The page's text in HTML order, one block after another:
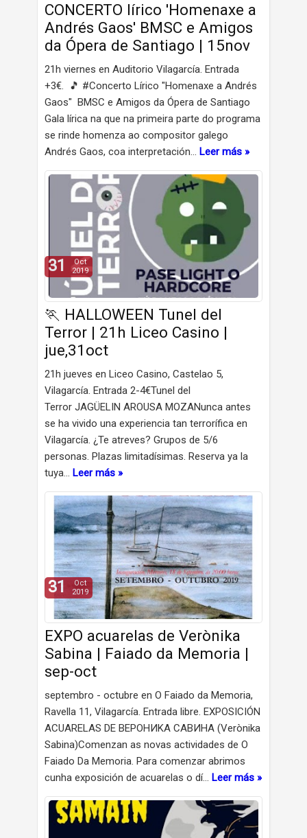
CONCERTO lírico 'Homenaxe a
Andrés Gaos' BMSC e Amigos
da Ópera de Santiago | 15nov
21h viernes en Auditorio Vilagarcía. Entrada
+3€. 🎵 #Concerto Lírico "Homenaxe a Andrés
Gaos" BMSC e Amigos da Ópera de Santiago
Gala lírica na que na primeira parte do programa
se rinde homenza ao compositor galego
Andrés Gaos, coa interpretación… Leer más »
🏃 HALLOWEEN Tunel del
Terror | 21h Liceo Casino |
jue,31oct
21h jueves en Liceo Casino, Castelao 5,
Vilagarcía. Entrada 2-4€Tunel del
Terror JAGÜELIN AROUSA MOZANunca antes
se ha vivido una experiencia tan terrorífica en
Vilagarcía. ¿Te atreves? Grupos de 5/6
personas. Plazas limitadísimas. Reserva ya la
tuya… Leer más »
31
Oct
2019
EXPO acuarelas de Verònika
Sabina | Faiado da Memoria |
sep-oct
septembro - octubre en O Faiado da Memoria,
Ravella 11, Vilagarcía. Entrada libre. EXPOSICIÓN
ACUARELAS DE BEPOHИKA CABИHA (Verònika
Sabina)Comenzan as novas actividades de O
Faiado Da Memoria. Para comenzar abrimos
cunha exposición de acuarelas o dí… Leer más »
31
Oct
2019